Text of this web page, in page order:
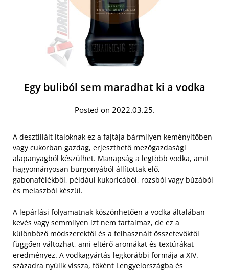
Egy buliból sem maradhat ki a vodka
Posted on 2022.03.25.
A desztillált italoknak ez a fajtája bármilyen keményítőben
vagy cukorban gazdag, erjeszthető mezőgazdasági
alapanyagból készülhet. Manapság a legtöbb vodka, amit
hagyományosan burgonyából állítottak elő,
gabonafélékből, például kukoricából, rozsból vagy búzából
és melaszból készül.
A lepárlási folyamatnak köszönhetően a vodka általában
kevés vagy semmilyen ízt nem tartalmaz, de ez a
különböző módszerektől és a felhasznált összetevőktől
függően változhat, ami eltérő aromákat és textúrákat
eredményez. A vodkagyártás legkorábbi formája a XIV.
századra nyúlik vissza, főként Lengyelországba és